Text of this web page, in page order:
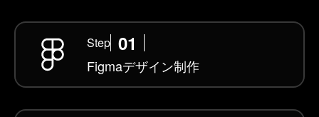
Step 01
Figmaデザイン制作